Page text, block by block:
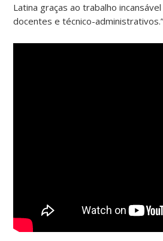
Latina graças ao trabalho
docentes e técnico-administrativos.”